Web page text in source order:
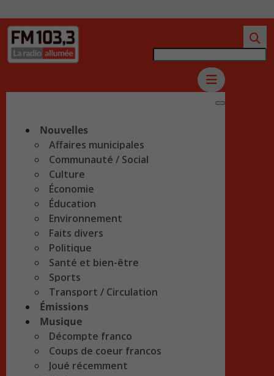
Nouvelles
Affaires municipales
Communauté / Social
Culture
Économie
Éducation
Environnement
Faits divers
Politique
Santé et bien-être
Sports
Transport / Circulation
Émissions
Musique
Décompte franco
Coups de coeur francos
Joué récemment